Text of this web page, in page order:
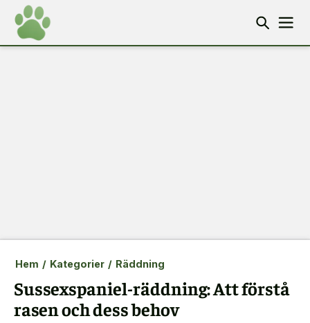
Hem / Kategorier / Räddning
Sussexspaniel-räddning: Att förstå
rasen och dess behov